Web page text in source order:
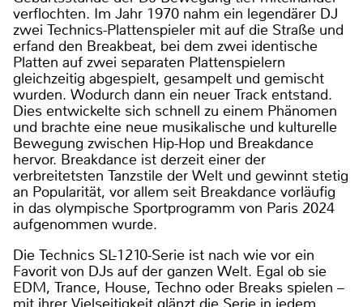
verflochten. Im Jahr 1970 nahm ein legendärer DJ
zwei Technics-Plattenspieler mit auf die Straße und
erfand den Breakbeat, bei dem zwei identische
Platten auf zwei separaten Plattenspielern
gleichzeitig abgespielt, gesampelt und gemischt
wurden. Wodurch dann ein neuer Track entstand.
Dies entwickelte sich schnell zu einem Phänomen
und brachte eine neue musikalische und kulturelle
Bewegung zwischen Hip-Hop und Breakdance
hervor. Breakdance ist derzeit einer der
verbreitetsten Tanzstile der Welt und gewinnt stetig
an Popularität, vor allem seit Breakdance vorläufig
in das olympische Sportprogramm von Paris 2024
aufgenommen wurde.
Die Technics SL-1210-Serie ist nach wie vor ein
Favorit von DJs auf der ganzen Welt. Egal ob sie
EDM, Trance, House, Techno oder Breaks spielen –